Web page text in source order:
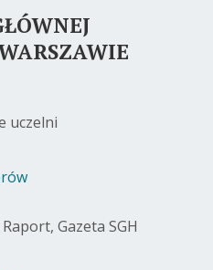
uczelni
Gazeta SGH